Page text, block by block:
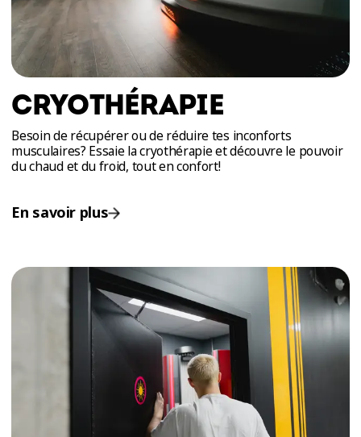
CRYOTHÉRAPIE
Besoin de récupérer ou de réduire tes inconforts
musculaires? Essaie la cryothérapie et découvre le pouvoir
du chaud et du froid, tout en confort!
En savoir plus